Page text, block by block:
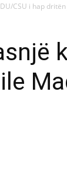
CSU i hap